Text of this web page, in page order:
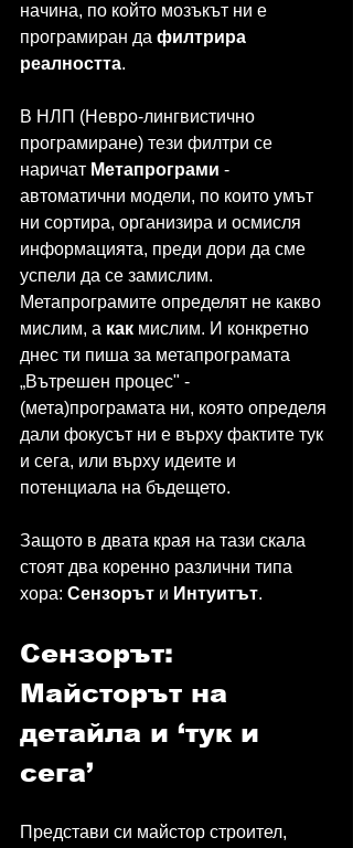
начина, по който мозъкът ни е
програмиран да филтрира
реалността.
В НЛП (Невро-лингвистично
програмиране) тези филтри се
наричат Метапрограми -
автоматични модели, по които умът
ни сортира, организира и осмисля
информацията, преди дори да сме
успели да се замислим.
Метапрограмите определят не какво
мислим, а как мислим. И конкретно
днес ти пиша за метапрограмата
„Вътрешен процес" -
(мета)програмата ни, която определя
дали фокусът ни е върху фактите тук
и сега, или върху идеите и
потенциала на бъдещето.
Защото в двата края на тази скала
стоят два коренно различни типа
хора: Сензорът и Интуитът.
Сензорът:
Майсторът на
детайла и ‘тук и
сега’
Представи си майстор строител,